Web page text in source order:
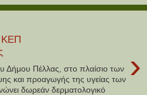
ΚΕΠ
›
Δήμου Πέλλας, στο πλαίσιο των
και προαγωγής της υγείας των
δωρεάν δερματολογικό